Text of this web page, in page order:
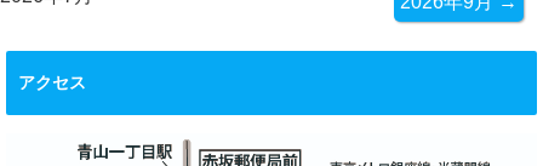
アクセス